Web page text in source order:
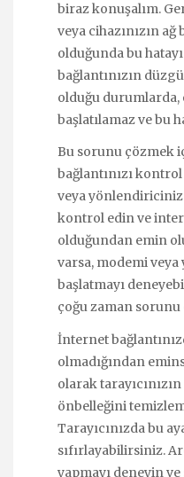
biraz konuşalım.
veya cihazınızın
olduğunda bu
bağlantınızın
olduğu
başlatılamaz ve bu
Bu sorunu çözmek
bağlantınızı
veya yönlendiriciniz
kontrol edin ve
olduğundan emin
varsa, modemi
başlatmayı
çoğu zaman
İnternet
olmadığından
olarak
önbelleğini
Tarayıcınızda bu
sıfırlayabilirsiniz.
yapmayı deneyin